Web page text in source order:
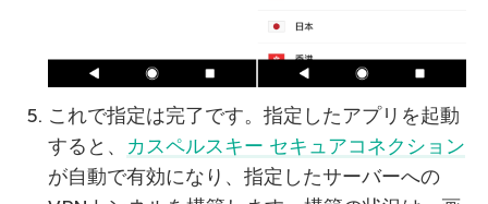
これで指定は完了です。指定したアプリを起動
すると、 カスペルスキー セキュアコネクション
が自動で有効になり、指定したサーバーへの